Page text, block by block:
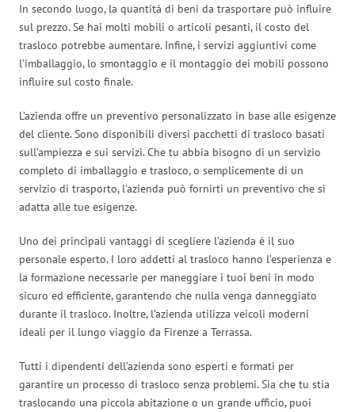
In secondo luogo, la quantità di beni da trasportare può influire
sul prezzo. Se hai molti mobili o articoli pesanti, il costo del
trasloco potrebbe aumentare. Infine, i servizi aggiuntivi come
l’imballaggio, lo smontaggio e il montaggio dei mobili possono
influire sul costo finale.
L’azienda offre un preventivo personalizzato in base alle esigenze
del cliente. Sono disponibili diversi pacchetti di trasloco basati
sull’ampiezza e sui servizi. Che tu abbia bisogno di un servizio
completo di imballaggio e trasloco, o semplicemente di un
servizio di trasporto, l’azienda può fornirti un preventivo che si
adatta alle tue esigenze.
Uno dei principali vantaggi di scegliere l’azienda è il suo
personale esperto. I loro addetti al trasloco hanno l’esperienza e
la formazione necessarie per maneggiare i tuoi beni in modo
sicuro ed efficiente, garantendo che nulla venga danneggiato
durante il trasloco. Inoltre, l’azienda utilizza veicoli moderni
ideali per il lungo viaggio da Firenze a Terrassa.
Tutti i dipendenti dell’azienda sono esperti e formati per
garantire un processo di trasloco senza problemi. Sia che tu stia
traslocando una piccola abitazione o un grande ufficio, puoi